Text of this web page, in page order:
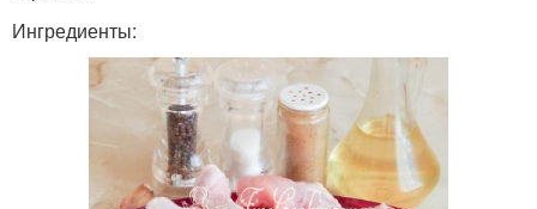
Ингредиенты: